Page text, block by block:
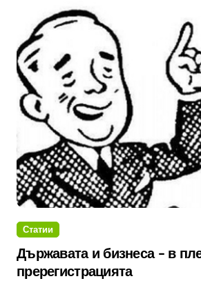
Статии
Държавата и бизнеса – в
пререгистрацията